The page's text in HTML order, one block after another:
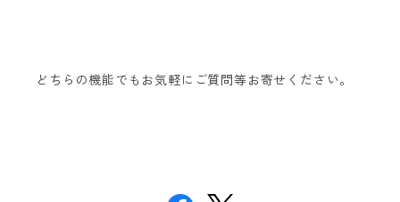
どちらの機能でもお気軽にご質問等お寄せください。